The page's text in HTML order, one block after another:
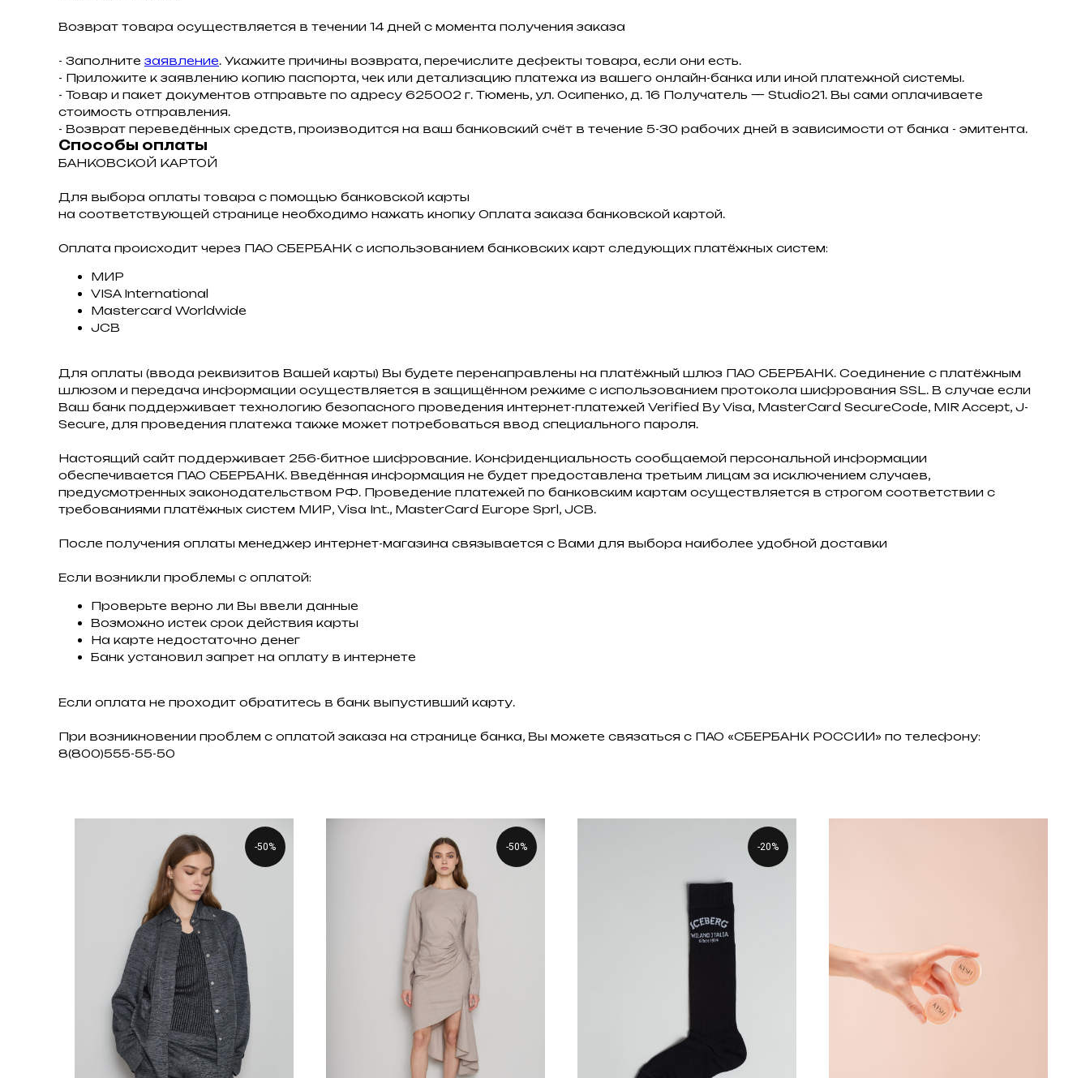
Возврат товара осуществляется в течении 14 дней с момента получения заказа
- Заполните заявление. Укажите причины возврата, перечислите дефекты товара, если они есть.
- Приложите к заявлению копию паспорта, чек или детализацию платежа из вашего онлайн-банка или иной платежной системы.
- Товар и пакет документов отправьте по адресу 625002 г. Тюмень, ул. Осипенко, д. 16 Получатель — Studio21. Вы сами оплачиваете
стоимость отправления.
- Возврат переведённых средств, производится на ваш банковский счёт в течение 5-30 рабочих дней в зависимости от банка - эмитента.
Способы оплаты
БАНКОВСКОЙ КАРТОЙ
Для выбора оплаты товара с помощью банковской карты
на соответствующей странице необходимо нажать кнопку Оплата заказа банковской картой.
Оплата происходит через ПАО СБЕРБАНК с использованием банковских карт следующих платёжных систем:
МИР
VISA International
Mastercard Worldwide
JCB
Для оплаты (ввода реквизитов Вашей карты) Вы будете перенаправлены на платёжный шлюз ПАО СБЕРБАНК. Соединение с платёжным
шлюзом и передача информации осуществляется в защищённом режиме с использованием протокола шифрования SSL. В случае если
Ваш банк поддерживает технологию безопасного проведения интернет-платежей Verified By Visa, MasterCard SecureCode, MIR Accept, J-
Secure, для проведения платежа также может потребоваться ввод специального пароля.
Настоящий сайт поддерживает 256-битное шифрование. Конфиденциальность сообщаемой персональной информации
обеспечивается ПАО СБЕРБАНК. Введённая информация не будет предоставлена третьим лицам за исключением случаев,
предусмотренных законодательством РФ. Проведение платежей по банковским картам осуществляется в строгом соответствии с
требованиями платёжных систем МИР, Visa Int., MasterCard Europe Sprl, JCB.
После получения оплаты менеджер интернет-магазина связывается с Вами для выбора наиболее удобной доставки
Если возникли проблемы с оплатой:
Проверьте верно ли Вы ввели данные
Возможно истек срок действия карты
На карте недостаточно денег
Банк установил запрет на оплату в интернете
Если оплата не проходит обратитесь в банк выпустивший карту.
При возникновении проблем с оплатой заказа на странице банка, Вы можете связаться с ПАО «СБЕРБАНК РОССИИ» по телефону:
8(800)555-55-50
-50% -50% -20%